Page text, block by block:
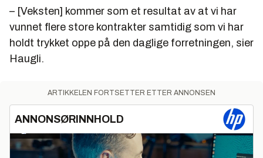
– [Veksten] kommer som et resultat av at vi har
vunnet flere store kontrakter samtidig som vi har
holdt trykket oppe på den daglige forretningen, sier
Haugli.
ARTIKKELEN FORTSETTER ETTER ANNONSEN
ANNONSØRINNHOLD